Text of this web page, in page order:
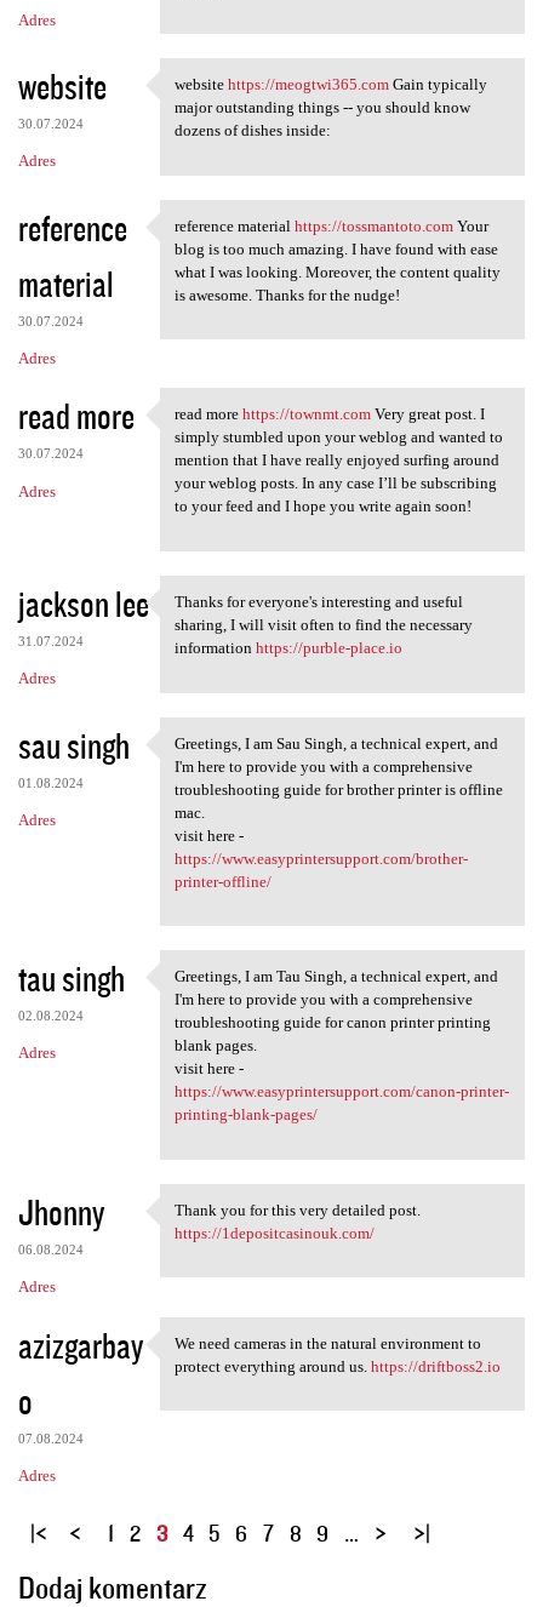
Adres
website
30.07.2024
Adres
website https://meogtwi365
website https://meogtwi365.comGain typically
major outstanding things -- you should know
dozens of dishes inside:
reference
material
30.07.2024
Adres
reference material https:/
reference material https://tossmantoto.comYour
blog is too much amazing. I have found with ease
what I was looking. Moreover, the content quality
is awesome. Thanks for the nudge!
read more
30.07.2024
Adres
read more https://townmt.com
read more https://townmt.comVery great post. I
simply stumbled upon your weblog and wanted to
mention that I have really enjoyed surfing around
your weblog posts. In any case I’ll be subscribing
to your feed and I hope you write again soon!
jackson lee
31.07.2024
Adres
Thanks for everyone's
Thanks for everyone's interesting and useful
sharing, I will visit often to find the necessary
information https://purble-place.io
sau singh
01.08.2024
Adres
Greetings, I am Sau Singh, a
Greetings, I am Sau Singh, a technical expert, and
I'm here to provide you with a comprehensive
troubleshooting guide for brother printer is offline
mac.
visit here -
https://www.easyprintersupport.com/brother-
printer-offline/
tau singh
02.08.2024
Adres
Greetings, I am Tau Singh, a
Greetings, I am Tau Singh, a technical expert, and
I'm here to provide you with a comprehensive
troubleshooting guide for canon printer printing
blank pages.
visit here -
https://www.easyprintersupport.com/canon-printer-
printing-blank-pages/
Jhonny
06.08.2024
Adres
Thank you for this very
Thank you for this very detailed post.
https://1depositcasinouk.com/
azizgarbay
o
07.08.2024
Adres
We need cameras in the
We need cameras in the natural environment to
protect everything around us. https://driftboss2.io
S
r
1 2 3 4 5 6 7 8 9 …
Dodaj komentarz